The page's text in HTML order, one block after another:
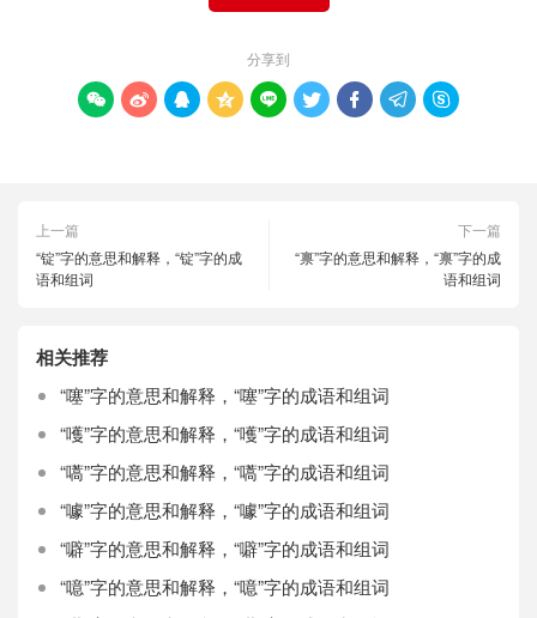
分享到
        
上一篇
“锭”字的意思和解释，“锭”字的成
语和组词
下一篇
“禀”字的意思和解释，“禀”字的成
语和组词
相关推荐
“噻”字的意思和解释，“噻”字的成语和组词
“嚄”字的意思和解释，“嚄”字的成语和组词
“嚆”字的意思和解释，“嚆”字的成语和组词
“噱”字的意思和解释，“噱”字的成语和组词
“噼”字的意思和解释，“噼”字的成语和组词
“噫”字的意思和解释，“噫”字的成语和组词